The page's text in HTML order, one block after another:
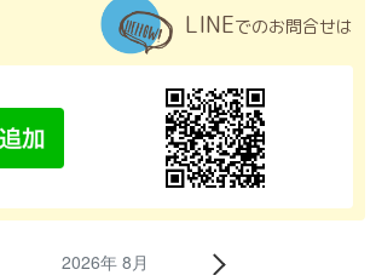
LINEでのお問合せは
2026年 8月